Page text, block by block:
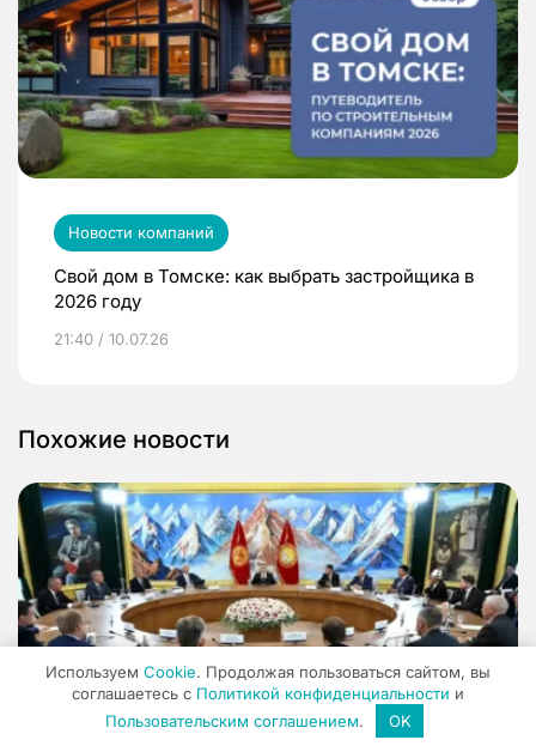
Новости компаний
Свой дом в Томске: как выбрать застройщика в
2026 году
21:40 / 10.07.26
Похожие новости
Используем Cookie. Продолжая пользоваться сайтом, вы
соглашаетесь с Политикой конфиденциальности и
Пользовательским соглашением. OK